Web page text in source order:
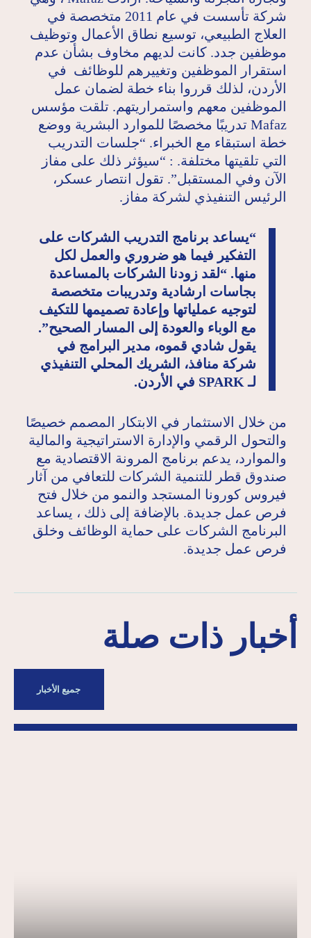
شركة تأسست في عام 2011 متخصصة في
العلاج الطبيعي، توسيع نطاق الأعمال وتوظيف
موظفين جدد. كانت لديهم مخاوف بشأن عدم
استقرار الموظفين وتغييرهم للوظائف في
الأردن، لذلك قرروا بناء خطة لضمان عمل
الموظفين معهم واستمراريتهم. تلقت مؤسس
Mafaz تدريبًا مخصصًا للموارد البشرية ووضع
خطة استبقاء مع الخبراء. “جلسات التدريب
التي تلقيتها مختلفة. : “سيؤثر ذلك على مفاز
الآن وفي المستقبل”. تقول انتصار عسكر،
الرئيس التنفيذي لشركة مفاز.
“يساعد برنامج التدريب الشركات على
التفكير فيما هو ضروري والعمل لكل
منها. “لقد زودنا الشركات بالمساعدة
بجاسات ارشادية وتدريبات متخصصة
لتوجيه عملياتها وإعادة تصميمها للتكيف
مع الوباء والعودة إلى المسار الصحيح”.
يقول شادي قموه، مدير البرامج في
شركة منافذ، الشريك المحلي التنفيذي
لـ SPARK في الأردن.
من خلال الاستثمار في الابتكار المصمم خصيصًا
والتحول الرقمي والإدارة الاستراتيجية والمالية
والموارد، يدعم برنامج المرونة الاقتصادية مع
صندوق قطر للتنمية الشركات للتعافي من آثار
فيروس كورونا المستجد والنمو من خلال فتح
فرص عمل جديدة. بالإضافة إلى ذلك ، يساعد
البرنامج الشركات على حماية الوظائف وخلق
فرص عمل جديدة.
أخبار ذات صلة
جميع الأخبار